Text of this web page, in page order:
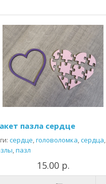
пазла сердце
сердце,головоломка,сердца,
,пазл
15.00 р.